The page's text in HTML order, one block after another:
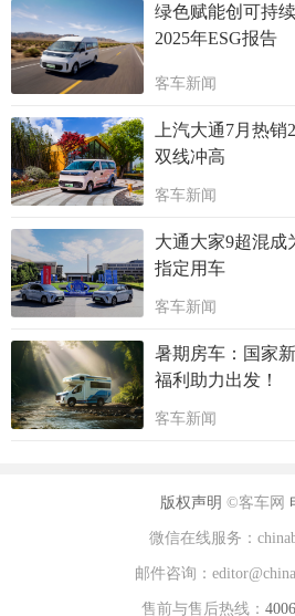
绿色赋能创可持
2025年ESG报告
客车新闻
上汽大通7月热
双线冲高
客车新闻
大通大家9超混成
指定用车
客车新闻
暑期房车：国家
福利助力出发！
客车新闻
版权声明 ©客车网
微信在线服务：
邮件咨询：
售前与售后热线：